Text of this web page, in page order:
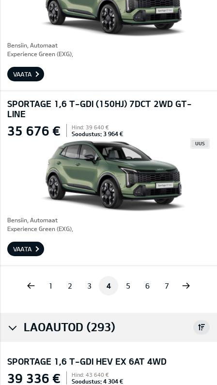
Bensiin, Automaat
Experience Green (EXG),
VAATA
SPORTAGE 1,6 T-GDI (150HJ) 7DCT 2WD GT-
LINE
35 676 € Hind: 39 640 €
Soodustus: 3 964 €
UUS
Bensiin, Automaat
Experience Green (EXG),
VAATA
1 2 3 4 5 6 7
LAOAUTOD (293)
SPORTAGE 1,6 T-GDI HEV EX 6AT 4WD
39 336 € Hind: 43 640 €
Soodustus: 4 304 €